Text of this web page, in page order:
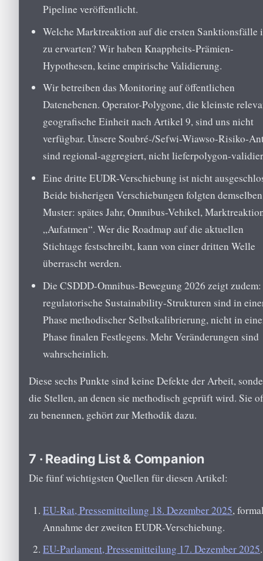
Pipeline veröffentlicht.
Welche Marktreaktion auf die ersten Sanktionsfälle
zu erwarten? Wir haben Knappheits-Prämien-
Hypothesen, keine empirische Validierung.
Wir betreiben das Monitoring auf öffentlichen
Datenebenen. Operator-Polygone, die kleinste
geografische Einheit nach Artikel 9, sind uns nicht
verfügbar. Unsere Soubré-/Sefwi-Wiawso-Risiko-
sind regional-aggregiert, nicht lieferpolygon-
Eine dritte EUDR-Verschiebung ist nicht
Beide bisherigen Verschiebungen folgten demselben
Muster: spätes Jahr, Omnibus-Vehikel,
„Aufatmen“. Wer die Roadmap auf die aktuellen
Stichtage festschreibt, kann von einer dritten Welle
überrascht werden.
Die CSDDD-Omnibus-Bewegung 2026 zeigt zudem:
regulatorische Sustainability-Strukturen sind in
Phase methodischer Selbstkalibrierung, nicht in
Phase finalen Festlegens. Mehr Veränderungen sind
wahrscheinlich.
Diese sechs Punkte sind keine Defekte der Arbeit,
die Stellen, an denen sie methodisch geprüft wird. Sie
zu benennen, gehört zur Methodik dazu.
7 · Reading List & Companion
Die fünf wichtigsten Quellen für diesen Artikel:
EU-Rat, Pressemitteilung 18. Dezember 2025,
Annahme der zweiten EUDR-Verschiebung.
EU-Parlament, Pressemitteilung 17. Dezember 2025.